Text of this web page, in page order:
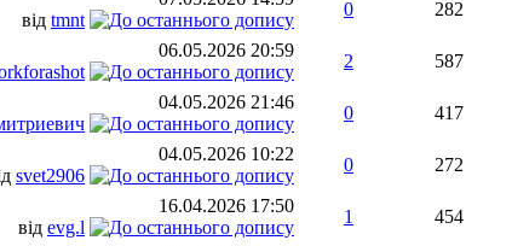
від tmnt
0
282
06.05.2026 20:59
2
587
04.05.2026 21:46
0
417
04.05.2026 10:22
svet2906
0
272
16.04.2026 17:50
від evg.l
1
454